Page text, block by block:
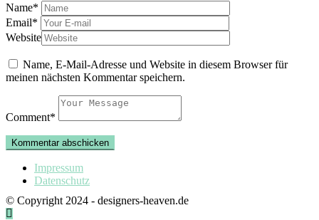
Name*
Email*
Website
Name, E-Mail-Adresse und Website in diesem Browser für
meinen nächsten Kommentar speichern.
Comment*
Impressum
Datenschutz
© Copyright 2024 - designers-heaven.de